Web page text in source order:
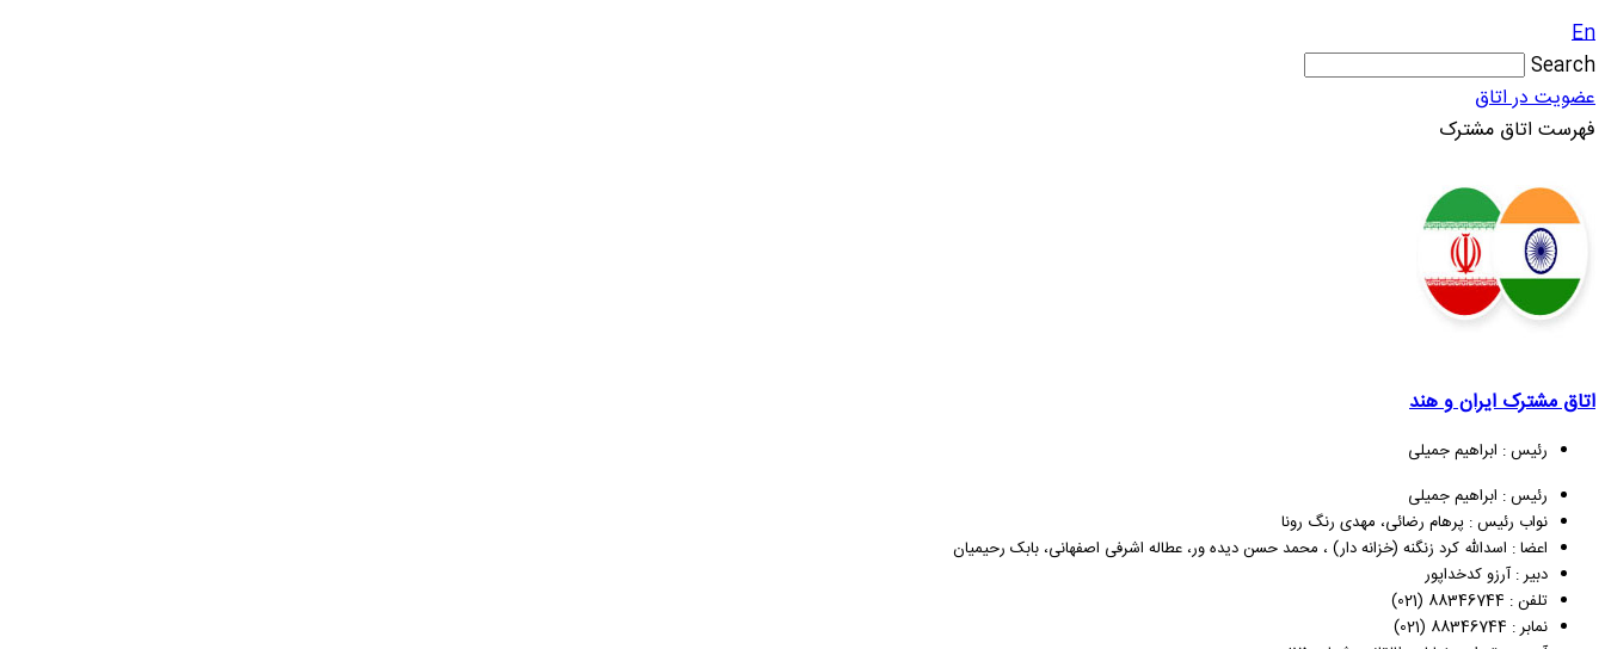
En
Search
عضویت در اتاق
فهرست اتاق مشترک
اتاق مشترک ایران و هند
رئیس : ابراهیم جمیلی
رئیس : ابراهیم جمیلی
نواب رئیس : پرهام رضائی، مهدی رنگ رونا
اعضا : اسدالله کرد زنگنه (خزانه دار) ، محمد حسن دیده ور، عطاله اشرفی اصفهانی، بابک رحیمیان
دبیر : آرزو کدخداپور
تلفن : 88346744 (021)
نمابر : 88346744 (021)